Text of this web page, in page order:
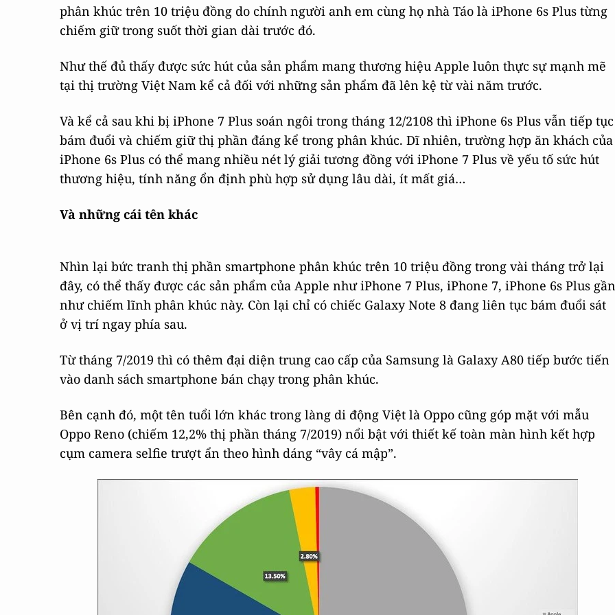
phân khúc trên 10 triệu đồng do chính người anh em cùng họ nhà Táo là iPhone 6s Plus từng
chiếm giữ trong suốt thời gian dài trước đó.
Như thế đủ thấy được sức hút của sản phẩm mang thương hiệu Apple luôn thực sự mạnh mẽ
tại thị trường Việt Nam kể cả đối với những sản phẩm đã lên kệ từ vài năm trước.
Và kể cả sau khi bị iPhone 7 Plus soán ngôi trong tháng 12/2108 thì iPhone 6s Plus vẫn tiếp tục
bám đuổi và chiếm giữ thị phần đáng kể trong phân khúc. Dĩ nhiên, trường hợp ăn khách của
iPhone 6s Plus có thể mang nhiều nét lý giải tương đồng với iPhone 7 Plus về yếu tố sức hút
thương hiệu, tính năng ổn định phù hợp sử dụng lâu dài, ít mất giá…
Và những cái tên khác
Nhìn lại bức tranh thị phần smartphone phân khúc trên 10 triệu đồng trong vài tháng trở lại
đây, có thể thấy được các sản phẩm của Apple như iPhone 7 Plus, iPhone 7, iPhone 6s Plus gần
như chiếm lĩnh phân khúc này. Còn lại chỉ có chiếc Galaxy Note 8 đang liên tục bám đuổi sát
ở vị trí ngay phía sau.
Từ tháng 7/2019 thì có thêm đại diện trung cao cấp của Samsung là Galaxy A80 tiếp bước tiến
vào danh sách smartphone bán chạy trong phân khúc.
Bên cạnh đó, một tên tuổi lớn khác trong làng di động Việt là Oppo cũng góp mặt với mẫu
Oppo Reno (chiếm 12,2% thị phần tháng 7/2019) nổi bật với thiết kế toàn màn hình kết hợp
cụm camera selfie trượt ẩn theo hình dáng “vây cá mập”.